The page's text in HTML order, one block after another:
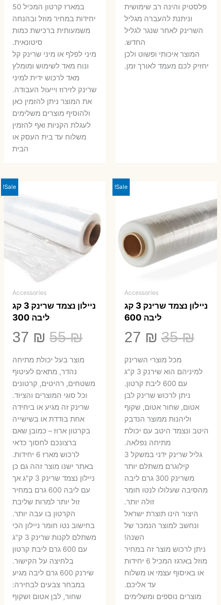
פלסטיק והינה רב שימושית
וניתנת להעברה מגליל
השרינק לאחר שנגר לגליל
החדש.
המוצר איכותי ופשוט ולכן
יחזיק לכם מעמד לאורך זמן.
במארז קרטון המכיל 50
יחידות במחיר מוזל ובהנחה
משמעותית ברכישת כמות
סיטונאית.
מיני לפלף או מיני שרינק קל
ונוח מאד לשימוש ומומלץ
מאד לרכוש ידית למיני
שרינק לזירוז וייעול העבודה.
את המוצר ניתן להזמין כאן
ולהוסיף מוצרים משלימים
לעגלת הקניות ואף להזמין
משלוח עד בית העסק או
הבית
Sale!
Accessories
ניילון נצמד שרינק 3 קג
ליבה 600
35₪
המחיר
המקורי
היה:
35 ₪.
27 ₪
הנוכחי
הוא:
מכל מוצרי השרינק
למיניהם הוא שירנק 3 ק"ג
עם 600 ליבת קרטון.
ניתן לרכוש שרינק לבן
אטום, שחור אטום, שקוף
וליהנות ממוצר הנדבק
היטב ונצמד היטב עם יכולת
מתיחה נפלאה.
גליל שרינק ידני במשקל 3
קילוגרם משתלם יותר
משרינק 300 גרם ליבה
מהסיבה שעלולו לנטו חומר
זולה יותר.
היצור הינו תוצרת ישראל
ונחשב למוצר הנמכר של
השנה!
ניתן לרכוש מוצר זה במחיר
מוזל בארגז המכיל 6 יחידות
או באיסוף עצמי או משלוח
עד אליכם.
מוצרים נוספים ומשלימים
Sale!
Accessories
ניילון נצמד שרינק 3 קג
ליבה 300
55₪
המחיר
המקורי
היה:
55 ₪.
37 ₪
₪.
מוצר בעל יכולת מתיחה
נהדר, מתאים לעיטוף
משטחים, רהיטים, קרטונים
וכל סוגי המוצרים והציוד.
שרינק זה מגיע או ביחידה
אחת בודדת או בשישייה
בקרטון ארוז – כמובן שאם
ברצונכם לחסוך כדאי
לרכוש מארז 6 יחידות.
באתר ישנו מוצר זהה גם כן
ניילון נצמד שרינק 3 ק"ג אך
עם ליבה 600 גרם במחיר
זול יותר למרות שליבת
הקרטון בו עבה יותר.
בחישוב נטו חומר ניילון הכי
משתלם לקנות שרינק 3 ק"ג
עם 600 גרם ליבת קרטון
בלחיצה על הקישור.
שירנק 600 גרם ליבה מגיע
במבחר צבעים לבחירה:
שחור, לבן אטום ושקוף